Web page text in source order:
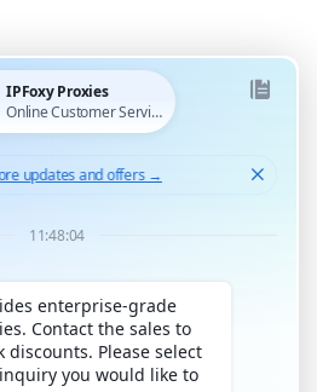
illimitées.